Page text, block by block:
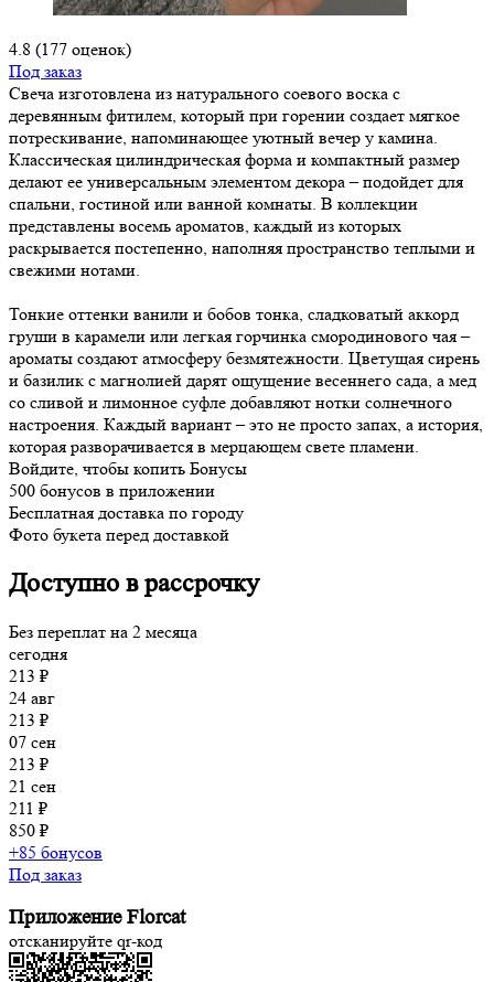
4.8 (177 оценок)
Под заказ
Свеча изготовлена из натурального соевого воска с
деревянным фитилем, который при горении создает мягкое
потрескивание, напоминающее уютный вечер у камина.
Классическая цилиндрическая форма и компактный размер
делают ее универсальным элементом декора – подойдет для
спальни, гостиной или ванной комнаты. В коллекции
представлены восемь ароматов, каждый из которых
раскрывается постепенно, наполняя пространство теплыми и
свежими нотами.
Тонкие оттенки ванили и бобов тонка, сладковатый аккорд
груши в карамели или легкая горчинка смородинового чая –
ароматы создают атмосферу безмятежности. Цветущая сирень
и базилик с магнолией дарят ощущение весеннего сада, а мед
со сливой и лимонное суфле добавляют нотки солнечного
настроения. Каждый вариант – это не просто запах, а история,
которая разворачивается в мерцающем свете пламени.
Войдите, чтобы копить Бонусы
500 бонусов в приложении
Бесплатная доставка по городу
Фото букета перед доставкой
Доступно в рассрочку
Без переплат на 2 месяца
сегодня
213 ₽
24 авг
213 ₽
07 сен
213 ₽
21 сен
211 ₽
850 ₽
+85 бонусов
Под заказ
Приложение Florcat
отсканируйте qr-код